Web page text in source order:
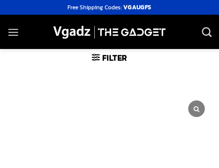
to
content
Free Shipping Codes:VGAUGFS
FILTER